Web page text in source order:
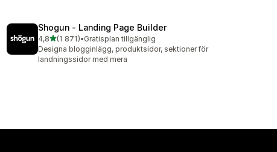
Shogun ‑ Landing Page Builder
4,8av 5 stjärnor
(1 871)
1871 recensioner totalt
•Gratisplan tillgänglig
Designa blogginlägg, produktsidor, sektioner för
landningssidor med mera